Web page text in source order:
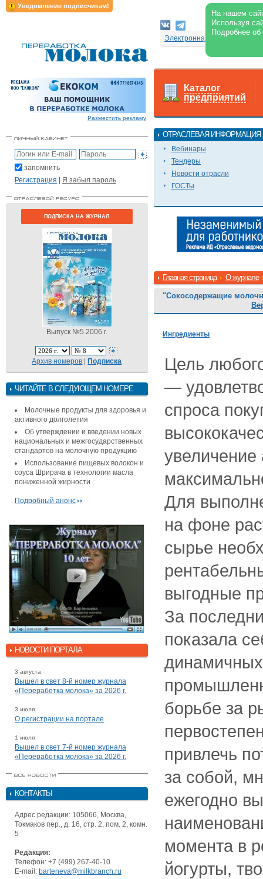
Уведомление подписчикам!
На нашем
Используя
Подробнее
Электронная версия
Разместить рекламу
запомнить
Регистрация | Я забыл пароль
ПОДПИСКА НА ЖУРНАЛ
Выпуск №5 2006 г.
Архив номеров |Подписка
ЧИТАЙТЕ В СЛЕДУЮЩЕМ НОМЕРЕ
Молочные продукты для здоровья и
активного долголетия
Об утверждении и введении новых
национальных и межгосударственных
стандартов на молочную продукцию
Использование пищевых волокон и
соуса Шрирача в технологии масла
пониженной жирности
Подробный анонс
НОВОСТИ ПОРТАЛА
3 августа
Вышел в свет 8-й номер журнала
«Переработка молока» за 2026 г.
3 июля
О регистрации на портале
1 июля
Вышел в свет 7-й номер журнала
«Переработка молока» за 2026 г.
КОНТАКТЫ
Адрес редакции: 105066, Москва,
Токмаков пер., д. 16, стр. 2, пом. 2, комн.
5
Редакция:
Телефон: +7 (499) 267-40-10
E-mail: barteneva@milkbranch.ru
Каталог
предприятий
ОТРАСЛЕВАЯ ИНФОРМАЦИЯ
Вебинары
Тендеры
Новости отрасли
ГОСТы
Главная страница О журнале
"Сокосодержащие
Ингредиенты
Цель
—
спроса
увеличение
Для
на фоне
сырье
выгодные
За
показала
борьбе за
привлечь
за собой,
ежегодно
момента в
йогурты,